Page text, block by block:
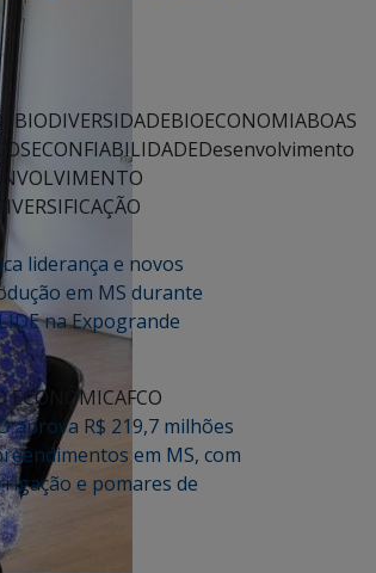
BIODIVERSIDADEBIOECONOMIABOAS
CONFIABILIDADEDesenvolvimento
liderança e novos
em MS durante
na Expogrande
ECONÔMICAFCO
aprova R$ 219,7 milhões
em MS, com
e pomares de